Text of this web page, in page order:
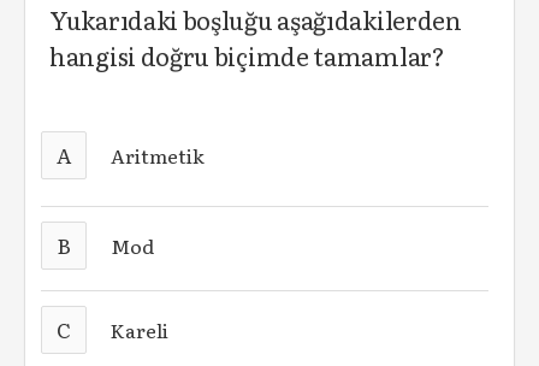
Yukarıdaki boşluğu aşağıdakilerden
hangisi doğru biçimde tamamlar?
A Aritmetik
B Mod
C Kareli